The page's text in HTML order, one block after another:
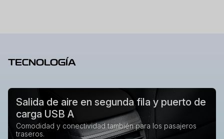
TECNOLOGÍA
Salida de aire en segunda fila y puerto de
carga USB A
Comodidad y conectividad también para los pasajeros
traseros.